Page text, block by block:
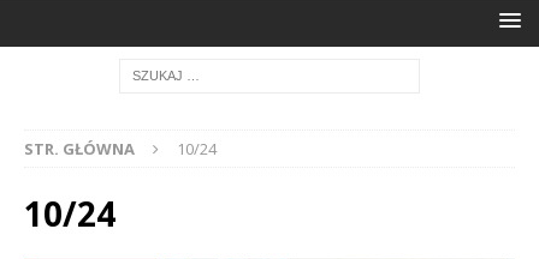
STR. GŁÓWNA 10/24
10/24